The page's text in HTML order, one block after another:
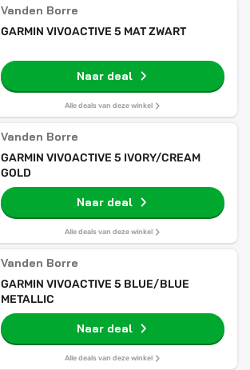
Vanden Borre
GARMIN VIVOACTIVE 5 MAT ZWART
Naar deal
Alle deals van deze winkel
Vanden Borre
GARMIN VIVOACTIVE 5 IVORY/CREAM
GOLD
Naar deal
Alle deals van deze winkel
Vanden Borre
GARMIN VIVOACTIVE 5 BLUE/BLUE
METALLIC
Naar deal
Alle deals van deze winkel